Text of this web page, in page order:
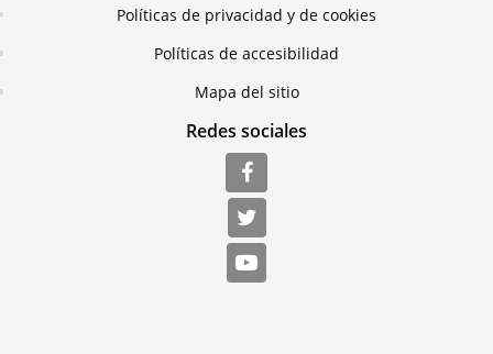
Políticas de privacidad y de cookies
Políticas de accesibilidad
Mapa del sitio
Redes sociales